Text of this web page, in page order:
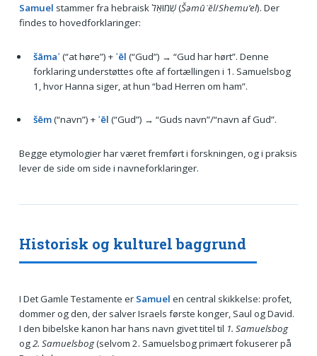
Samuel stammer fra hebraisk שְׁמוּאֵל (Šəmūʾēl/Shemu’el). Der
findes to hovedforklaringer:
šāmaʿ (“at høre”) + ʾēl (“Gud”) → “Gud har hørt”. Denne
forklaring understøttes ofte af fortællingen i 1. Samuelsbog
1, hvor Hanna siger, at hun “bad Herren om ham”.
šēm(“navn”) + ʾēl (“Gud”) → “Guds navn”/“navn af Gud”.
Begge etymologier har været fremført i forskningen, og i praksis
lever de side om side i navneforklaringer.
Historisk og kulturel baggrund
I Det Gamle Testamente er Samuel en central skikkelse: profet,
dommer og den, der salver Israels første konger, Saul og David.
I den bibelske kanon har hans navn givet titel til 1. Samuelsbog
og2. Samuelsbog(selvom 2. Samuelsbog primært fokuserer på